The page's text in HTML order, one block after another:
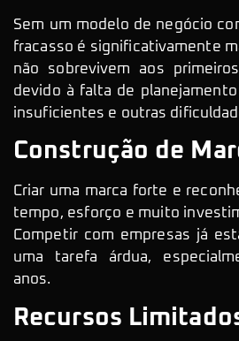
Sem um modelo de negócio
fracasso é significativamente
não sobrevivem aos
devido à falta de
insuficientes e outras
Construção de
Criar uma marca forte e
tempo, esforço e muito
Competir com empresas já
uma tarefa árdua,
anos.
Recursos